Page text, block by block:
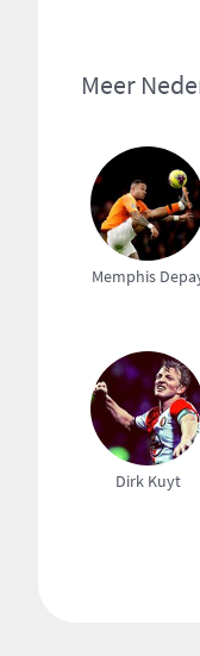
Meer
Memphis
Dirk Kuyt